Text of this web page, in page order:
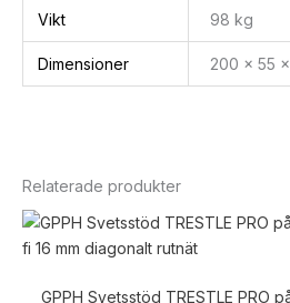
Vikt 98 kg
Dimensioner 200 × 55
Relaterade produkter
GPPH Svetsstöd TRESTLE PRO